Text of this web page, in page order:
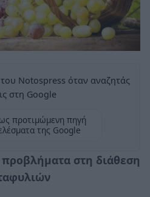
Notospress όταν αναζητάς
στη Google
προτιμώμενη πηγή
της Google
προβλήματα στη διάθεση